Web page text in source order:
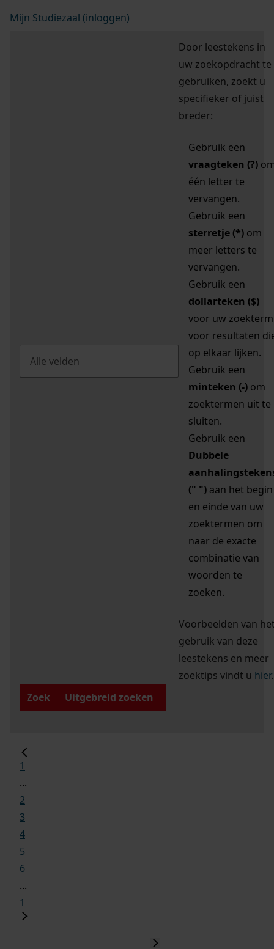
Mijn Studiezaal (inloggen)
Door leestekens in
uw zoekopdracht te
gebruiken, zoekt u
specifieker of juist
breder:
Gebruik een
vraagteken (?)
één letter te
vervangen.
Gebruik een
sterretje (*) om
meer letters te
vervangen.
Gebruik een
dollarteken ($)
voor uw zoekterm
voor resultaten
op elkaar lijken.
Gebruik een
minteken (-) om
zoektermen uit te
sluiten.
Gebruik een
Dubbele
(" ") aan het begin
en einde van uw
zoektermen om
naar de exacte
combinatie van
woorden te
zoeken.
Voorbeelden van
gebruik van deze
leestekens en meer
zoektips vindt u hier.
Zoek
Uitgebreid zoeken
1
...
2
3
4
5
6
...
1